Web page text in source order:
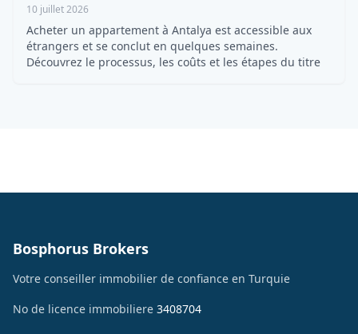
10 juillet 2026
Acheter un appartement à Antalya est accessible aux
étrangers et se conclut en quelques semaines.
Découvrez le processus, les coûts et les étapes du titre
Bosphorus Brokers
Votre conseiller immobilier de confiance en Turquie
No de licence immobiliere 3408704